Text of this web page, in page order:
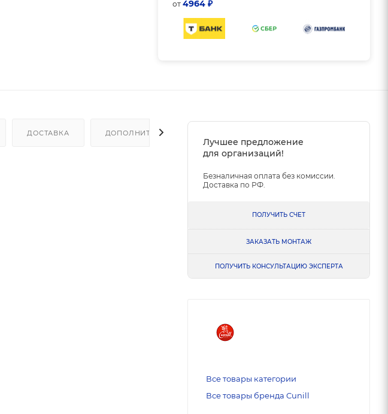
от4964 ₽
ДОСТАВКА ДОПОЛНИТЕЛЬНО
Лучшее предложение
для организаций!
Безналичная оплата без комиссии.
Доставка по РФ.
ПОЛУЧИТЬ СЧЕТ
ЗАКАЗАТЬ МОНТАЖ
ПОЛУЧИТЬ КОНСУЛЬТАЦИЮ ЭКСПЕРТА
Все товары категории
Все товары бренда Cunill